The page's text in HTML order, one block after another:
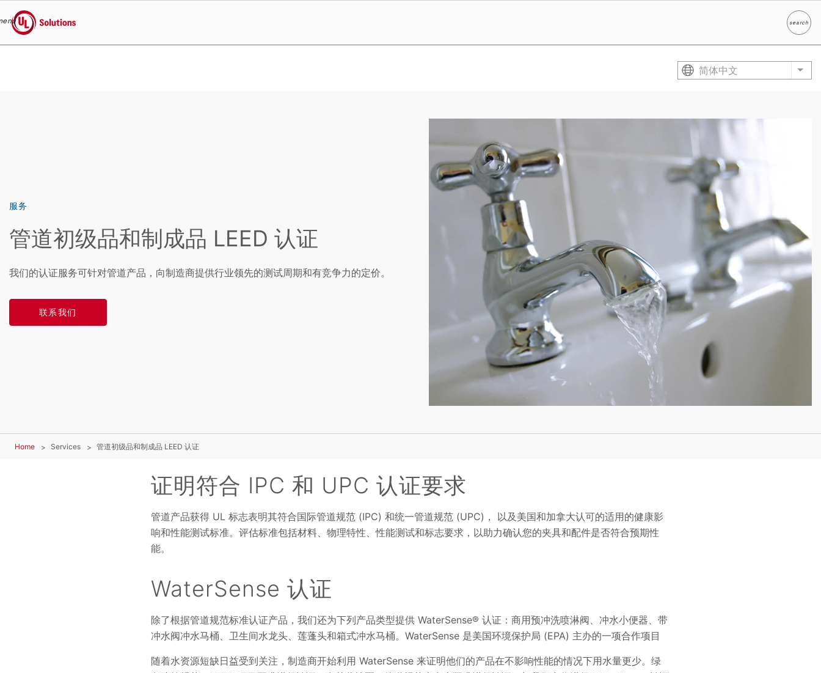
UL Solutions
searchSearch
简体中文 List
服务
管道初级品和制成品 LEED 认证
我们的认证服务可针对管道产品，向制造商提供行业领先的测试周期和有竞争力的定价。
联系我们
Home Services 管道初级品和制成品 LEED 认证
证明符合 IPC 和 UPC 认证要求
管道产品获得 UL 标志表明其符合国际管道规范 (IPC) 和统一管道规范 (UPC)， 以及美国和加拿大认可的适用的健康影
响和性能测试标准。评估标准包括材料、物理特性、性能测试和标志要求，以助力确认您的夹具和配件是否符合预期性
能。
WaterSense 认证
除了根据管道规范标准认证产品，我们还为下列产品类型提供 WaterSense® 认证：商用预冲洗喷淋阀、冲水小便器、带
冲水阀冲水马桶、卫生间水龙头、莲蓬头和箱式冲水马桶。WaterSense 是美国环境保护局 (EPA) 主办的一项合作项目
随着水资源短缺日益受到关注，制造商开始利用 WaterSense 来证明他们的产品在不影响性能的情况下用水量更少。绿